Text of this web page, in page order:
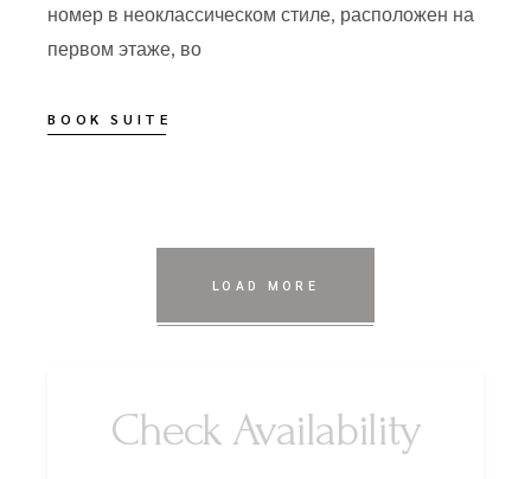
номер в неоклассическом стиле, расположен на
первом этаже, во
BOOK SUITE
LOAD MORE
Check Availability